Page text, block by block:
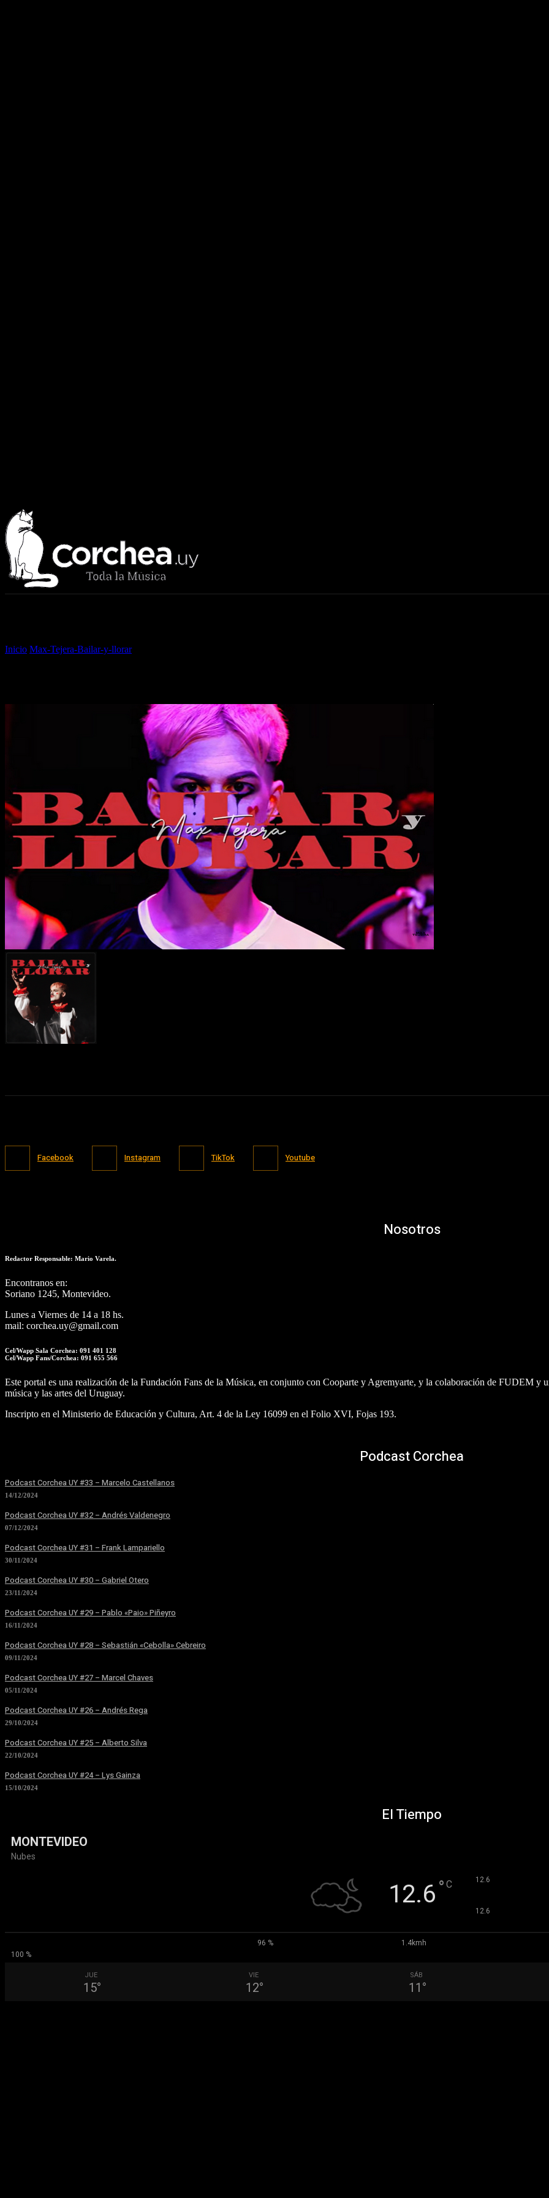
Inicio Max-Tejera-Bailar-y-llorar
Facebook Instagram TikTok Youtube
Nosotros
Redactor Responsable: Mario Varela.
Encontranos en:
Soriano 1245, Montevideo.
Lunes a Viernes de 14 a 18 hs.
mail: corchea.uy@gmail.com
Cel/Wapp Sala Corchea: 091 401 128
Cel/Wapp Fans/Corchea: 091 655 566
Este portal es una realización de la Fundación Fans de la Música, en conjunto con Cooparte y Agremyarte, y la colaboración de FUDEM y
música y las artes del Uruguay.
Inscripto en el Ministerio de Educación y Cultura, Art. 4 de la Ley 16099 en el Folio XVI, Fojas 193.
Podcast Corchea
Podcast Corchea UY #33 – Marcelo Castellanos
14/12/2024
Podcast Corchea UY #32 – Andrés Valdenegro
07/12/2024
Podcast Corchea UY #31 – Frank Lampariello
30/11/2024
Podcast Corchea UY #30 – Gabriel Otero
23/11/2024
Podcast Corchea UY #29 – Pablo «Paio» Piñeyro
16/11/2024
Podcast Corchea UY #28 – Sebastián «Cebolla» Cebreiro
09/11/2024
Podcast Corchea UY #27 – Marcel Chaves
05/11/2024
Podcast Corchea UY #26 – Andrés Rega
29/10/2024
Podcast Corchea UY #25 – Alberto Silva
22/10/2024
Podcast Corchea UY #24 – Lys Gainza
15/10/2024
El Tiempo
MONTEVIDEO
Nubes
12.6 ° C 12.6
12.6
96 %
1.4kmh
100 %
JUE
15°
VIE
12°
SÁB
11 °